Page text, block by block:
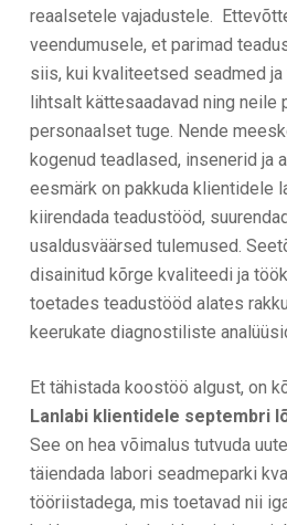
reaalsetele vajadustele.
veendumusele, et parimad
siis, kui kvaliteetsed seadmed
lihtsalt kättesaadavad ning neile
personaalset tuge. Nende
kogenud teadlased, insenerid ja
eesmärk on pakkuda klientidele
kiirendada teadustööd,
usaldusväärsed tulemused.
disainitud kõrge kvaliteedi ja
toetades teadustööd alates
keerukate diagnostiliste
Et tähistada koostöö algust, on
Lanlabi klientidele septembri
See on hea võimalus tutvuda
täiendada labori seadmeparki
tööriistadega, mis toetavad nii